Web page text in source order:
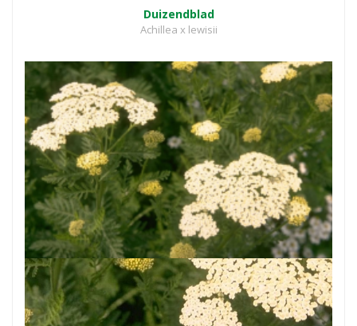
Duizendblad
Achillea x lewisii